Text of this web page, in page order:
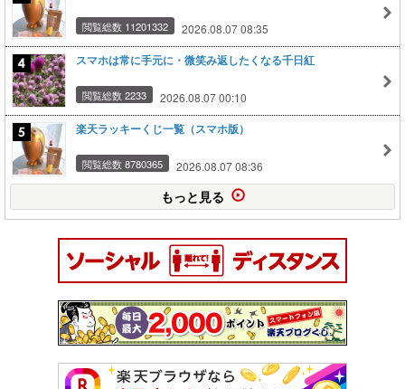
閲覧総数 11201332 2026.08.07 08:35
スマホは常に手元に・微笑み返したくなる千日紅
閲覧総数 2233 2026.08.07 00:10
楽天ラッキーくじ一覧（スマホ版）
閲覧総数 8780365 2026.08.07 08:36
もっと見る